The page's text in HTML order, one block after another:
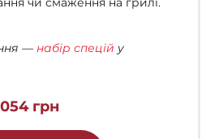
— набір спецій у
грн